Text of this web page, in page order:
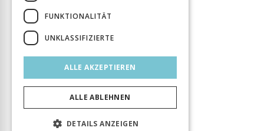
FUNKTIONALITÄT
UNKLASSIFIZIERTE
ALLE AKZEPTIEREN
ALLE ABLEHNEN
DETAILS ANZEIGEN